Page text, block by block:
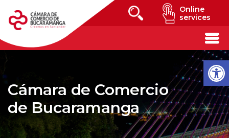
Online
services
Cámara de Comercio
de Bucaramanga